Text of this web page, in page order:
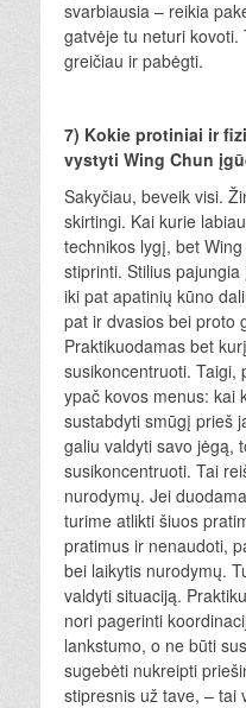
svarbiausia – reikia
gatvėje tu neturi kovoti.
greičiau ir pabėgti.
7) Kokie protiniai ir
vystyti Wing Chun
Sakyčiau, beveik visi.
skirtingi. Kai kurie
technikos lygį, bet
stiprinti. Stilius
iki pat apatinių kūno
pat ir dvasios bei proto
Praktikuodamas bet
susikoncentruoti. Taigi,
ypač kovos menus: kai
sustabdyti smūgį prieš
galiu valdyti savo jėgą,
susikoncentruoti. Tai
nurodymų. Jei
turime atlikti šiuos
pratimus ir nenaudoti,
bei laikytis nurodymų.
valdyti situaciją.
nori pagerinti
lankstumo, o ne būti
sugebėti nukreipti
stipresnis už tave, – tai